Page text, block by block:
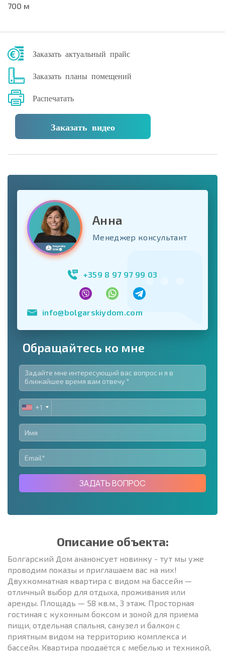
700 м
Заказать актуальный прайс
Заказать планы помещений
Распечатать
Заказать видео
Анна
Менеджер консультант
+359 8 97 97 99 03
info@bolgarskiydom.com
Обращайтесь ко мне
UNITED
STATES
+1
+1
ЗАДАТЬ ВОПРОС
Описание объекта:
Болгарский Дом ананонсует новинку - тут мы уже
проводим показы и приглашаем вас на них!
Двухкомнатная квартира с видом на бассейн —
отличный выбор для отдыха, проживания или
аренды. Площадь — 58 кв.м., 3 этаж. Просторная
гостиная с кухонным боксом и зоной для приема
пищи, отдельная спальня, санузел и балкон с
приятным видом на территорию комплекса и
бассейн. Квартира продаётся с мебелью и техникой,